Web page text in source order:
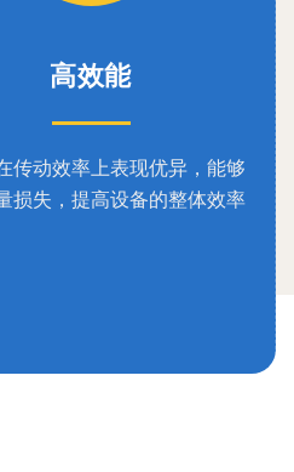
高效能
传动效率上表现优异，能够
损失，提高设备的整体效率